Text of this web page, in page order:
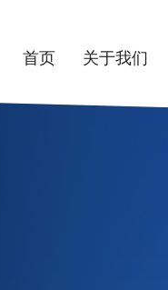
首页 关于我们